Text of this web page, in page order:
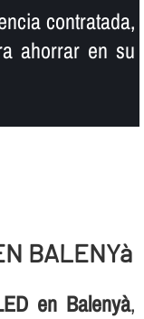
contratada,
ahorrar en su
BALENYà
en Balenyà,